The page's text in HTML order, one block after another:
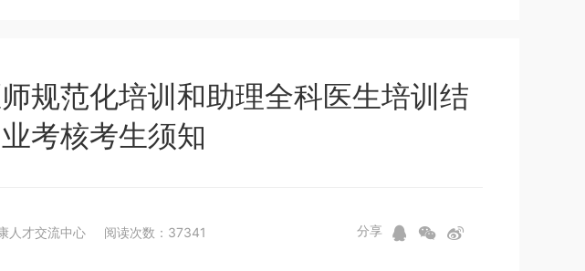
规范化培训和助理全科医生培训结
业考核考生须知
人才交流中心 阅读次数：37341 分享